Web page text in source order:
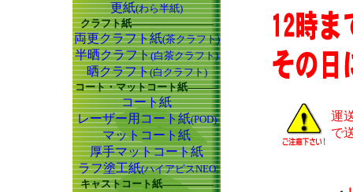
更紙(わら半紙)
クラフト紙――――――――
両更クラフト紙(茶クラフト)
半晒クラフト(白茶クラフト)
晒クラフト(白クラフト)
コート・マットコート紙―――
コート紙
レーザー用コート紙(POD)
マットコート紙
厚手マットコート紙
ラフ塗工紙(ハイアピスNEO
キャストコート紙―――――
運
で